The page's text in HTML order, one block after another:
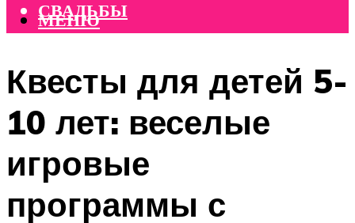
СВАДЬБЫ
МЕНЮ
Квесты для детей 5-
10 лет: веселые
игровые
программы с